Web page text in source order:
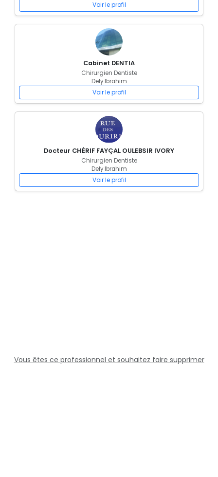
Voir le profil
Cabinet DENTIA
Chirurgien Dentiste
Dely Ibrahim
Voir le profil
Docteur CHÉRIF FAYÇAL OULEBSIR IVORY
Chirurgien Dentiste
Dely Ibrahim
Voir le profil
Vous êtes ce professionnel et souhaitez faire supprimer